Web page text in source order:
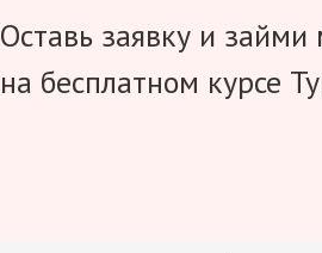
Оставь заявку и займи
на бесплатном курсе